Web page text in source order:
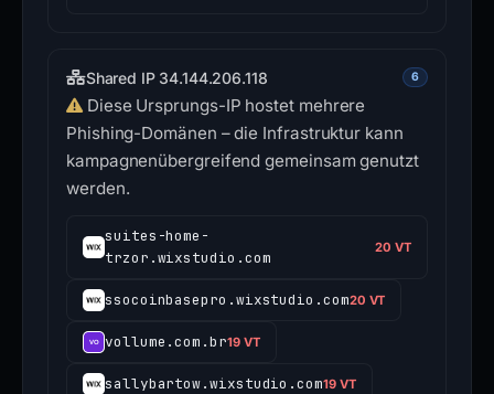
Shared IP 34.144.206.118 6
Diese Ursprungs-IP hostet mehrere
Phishing-Domänen – die Infrastruktur kann
kampagnenübergreifend gemeinsam genutzt
werden.
suites-home-
trzor.wixstudio.com
20 VT
ssocoinbasepro.wixstudio.com20 VT
vollume.com.br19 VT
sallybartow.wixstudio.com19 VT